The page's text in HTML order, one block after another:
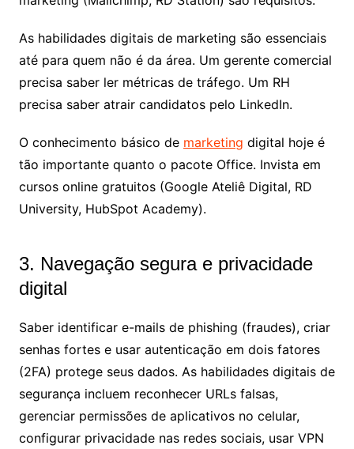
As habilidades digitais de marketing são essenciais
até para quem não é da área. Um gerente comercial
precisa saber ler métricas de tráfego. Um RH
precisa saber atrair candidatos pelo LinkedIn.
O conhecimento básico de marketing digital hoje é
tão importante quanto o pacote Office. Invista em
cursos online gratuitos (Google Ateliê Digital, RD
University, HubSpot Academy).
3. Navegação segura e privacidade
digital
Saber identificar e-mails de phishing (fraudes), criar
senhas fortes e usar autenticação em dois fatores
(2FA) protege seus dados. As habilidades digitais de
segurança incluem reconhecer URLs falsas,
gerenciar permissões de aplicativos no celular,
configurar privacidade nas redes sociais, usar VPN